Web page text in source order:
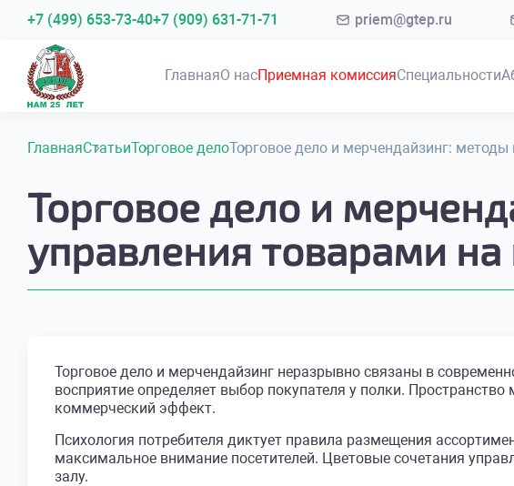
+7 (499) 653-73-40+7 (909) 631-71-71 priem@gtep.ru
ГлавнаяО насПриемная комиссияСпециальности
ГлавнаяСтатьиТорговое делоТорговое дело и мерчендайзинг:
Торговое дело и
управления товарами
Торговое дело и мерчендайзинг неразрывно связаны в
восприятие определяет выбор покупателя у полки.
коммерческий эффект.
Психология потребителя диктует правила размещения
максимальное внимание посетителей. Цветовые сочетания
залу.